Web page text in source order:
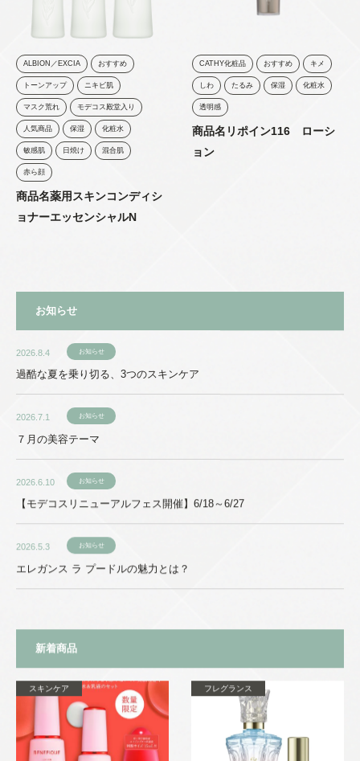
ALBION／EXCIA おすすめ
トーンアップ ニキビ肌
マスク荒れ モデコス殿堂入り
人気商品 保湿 化粧水
敏感肌 日焼け 混合肌
赤ら顔
商品名薬用スキンコンディシ
ョナーエッセンシャルN
CATHY化粧品 おすすめ キメ
しわ たるみ 保湿 化粧水
透明感
商品名リポイン116 ローシ
ョン
お知らせ
2026.8.4 お知らせ
過酷な夏を乗り切る、3つのスキンケア
2026.7.1 お知らせ
７月の美容テーマ
2026.6.10 お知らせ
【モデコスリニューアルフェス開催】6/18～6/27
2026.5.3 お知らせ
エレガンス ラ プードルの魅力とは？
新着商品
スキンケア フレグランス